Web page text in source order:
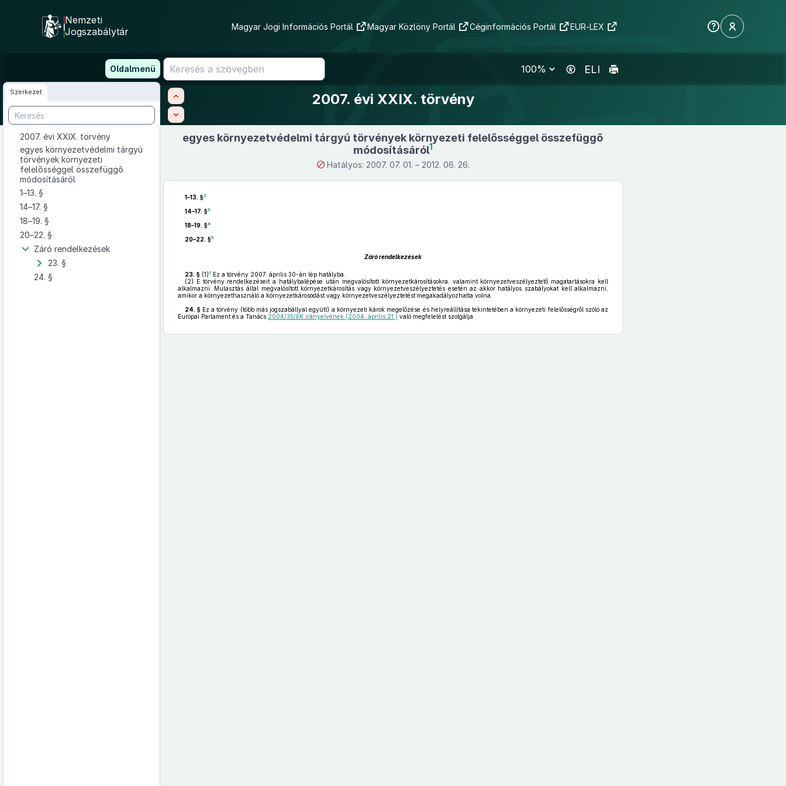
tartalomra
Nemzeti
Jogszabálytár
Magyar Jogi Információs Portál Magyar Közlöny Portál Céginformációs Portál EUR-LEX
Oldalmenü ELI
Szerkezet
2007. évi XXIX. törvény
egyes környezetvédelmi tárgyú
törvények környezeti
felelősséggel összefüggő
módosításáról
1–13. §
14–17. §
18–19. §
20–22. §
Záró rendelkezések
23. §
24. §
2007. évi XXIX. törvény
egyes környezetvédelmi tárgyú törvények környezeti felelősséggel összefüggő
módosításáról1
Hatályos: 2007. 07. 01. – 2012. 06. 26.
1–13. §2
14–17. §3
18–19. §4
20–22. §5
Záró rendelkezések
23. §(1)6Ez a törvény 2007. április 30-án lép hatályba.
(2) E törvény rendelkezéseit a hatálybalépése után megvalósított környezetkárosításokra, valamint környezetveszélyeztető magatartásokra kell
alkalmazni. Mulasztás által megvalósított környezetkárosítás vagy környezetveszélyeztetés esetén az akkor hatályos szabályokat kell alkalmazni,
amikor a környezethasználó a környezetkárosodást vagy környezetveszélyeztetést megakadályozhatta volna.
24. §Ez a törvény (több más jogszabállyal együtt) a környezeti károk megelőzése és helyreállítása tekintetében a környezeti felelősségről szóló az
Európai Parlament és a Tanács 2004/35/EK irányelvének (2004. április 21.) való megfelelést szolgálja.